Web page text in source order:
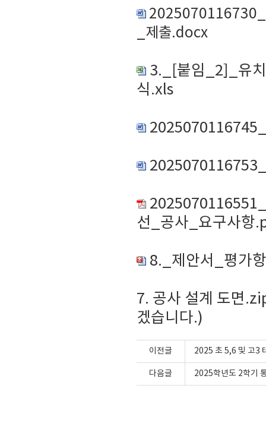
_제출.docx
3._[붙임_2]_유
식.xls
선_공사_요구사항
8._제안서_평가
7. 공사 설계 도면
겠습니다.)
이전글 2025 초 5,6 및 고3
다음글 2025학년도 2학기